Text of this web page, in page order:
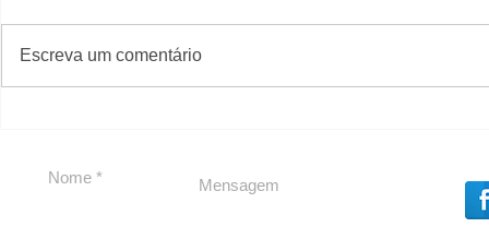
Solteirou!
Escreva um comentário
#Sugestões